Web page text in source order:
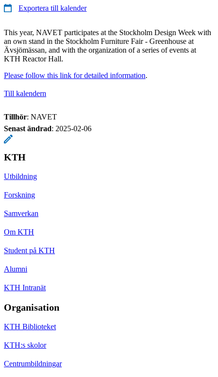
Exportera till kalender
This year, NAVET participates at the Stockholm Design Week with
an own stand in the Stockholm Furniture Fair - Greenhouse at
Ävsjömässan, and with the organization of a series of events at
KTH Reactor Hall.
Please follow this link for detailed information.
Till kalendern
Tillhör: NAVET
Senast ändrad: 2025-02-06
KTH
Utbildning
Forskning
Samverkan
Om KTH
Student på KTH
Alumni
KTH Intranät
Organisation
KTH Biblioteket
KTH:s skolor
Centrumbildningar